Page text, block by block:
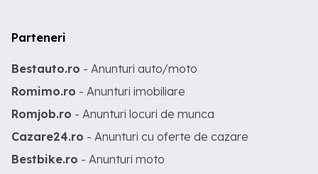
Parteneri
Bestauto.ro - Anunturi auto/moto
Romimo.ro - Anunturi imobiliare
Romjob.ro - Anunturi locuri de munca
Cazare24.ro - Anunturi cu oferte de cazare
Bestbike.ro - Anunturi moto